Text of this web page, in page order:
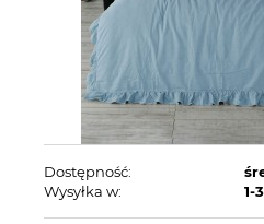
Dostępność:
Wysyłka w:
1-